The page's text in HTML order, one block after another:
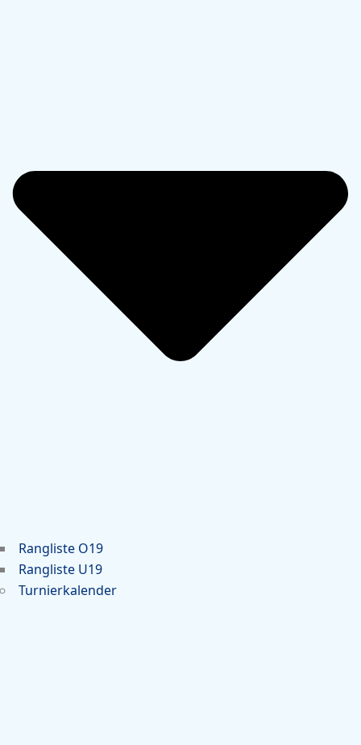
Rangliste O19
Rangliste U19
Turnierkalender